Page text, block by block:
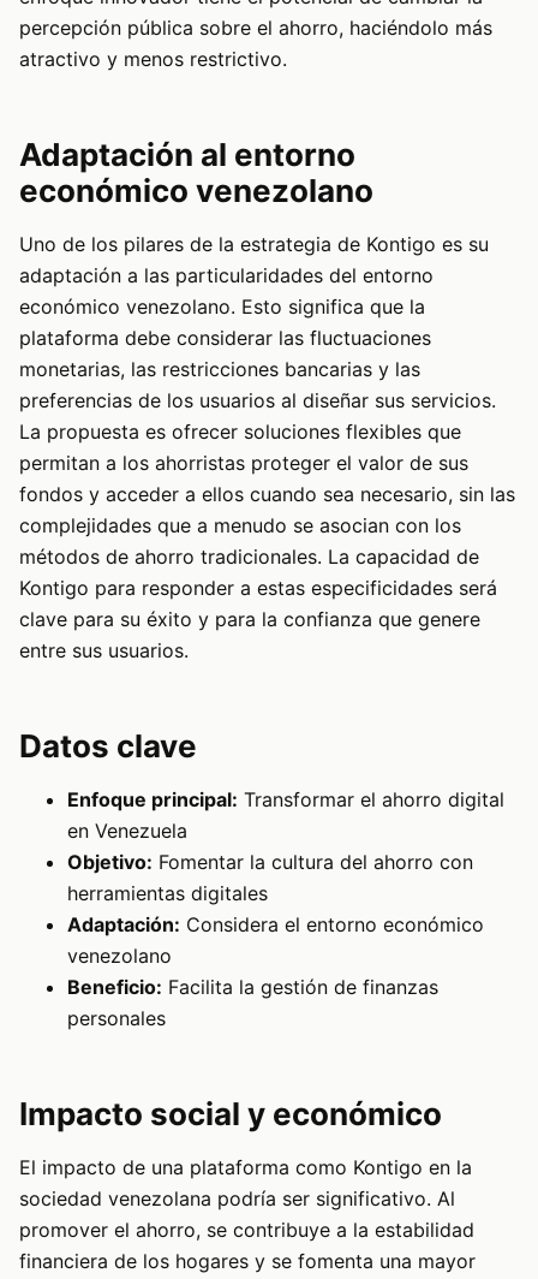
percepción pública sobre el ahorro, haciéndolo más
atractivo y menos restrictivo.
Adaptación al entorno
económico venezolano
Uno de los pilares de la estrategia de Kontigo es su
adaptación a las particularidades del entorno
económico venezolano. Esto significa que la
plataforma debe considerar las fluctuaciones
monetarias, las restricciones bancarias y las
preferencias de los usuarios al diseñar sus servicios.
La propuesta es ofrecer soluciones flexibles que
permitan a los ahorristas proteger el valor de sus
fondos y acceder a ellos cuando sea necesario, sin las
complejidades que a menudo se asocian con los
métodos de ahorro tradicionales. La capacidad de
Kontigo para responder a estas especificidades será
clave para su éxito y para la confianza que genere
entre sus usuarios.
Datos clave
Enfoque principal: Transformar el ahorro digital
en Venezuela
Objetivo: Fomentar la cultura del ahorro con
herramientas digitales
Adaptación: Considera el entorno económico
venezolano
Beneficio: Facilita la gestión de finanzas
personales
Impacto social y económico
El impacto de una plataforma como Kontigo en la
sociedad venezolana podría ser significativo. Al
promover el ahorro, se contribuye a la estabilidad
financiera de los hogares y se fomenta una mayor